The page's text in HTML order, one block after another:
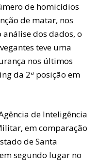
de homicídios
de matar, nos
dos dados, o
teve uma
nos últimos
da 2ª posição em
de Inteligência
em comparação
de Santa
segundo lugar no